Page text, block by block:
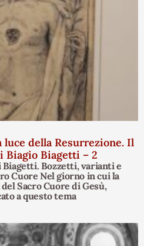
luce della Resurrezione. Il
Biagio Biagetti – 2
Biagetti. Bozzetti, varianti e
Cuore Nel giorno in cui la
Sacro Cuore di Gesù,
a questo tema